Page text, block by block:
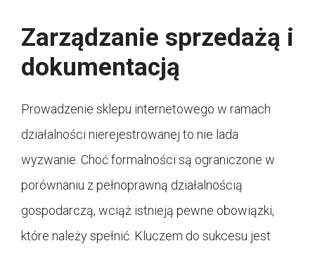
Zarządzanie sprzedażą i
dokumentacją
Prowadzenie sklepu internetowego w ramach
działalności nierejestrowanej to nie lada
wyzwanie. Choć formalności są ograniczone w
porównaniu z pełnoprawną działalnością
gospodarczą, wciąż istnieją pewne obowiązki,
które należy spełnić. Kluczem do sukcesu jest